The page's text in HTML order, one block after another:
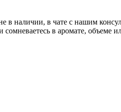
в наличии, в чате с нашим
сомневаетесь в аромате, объеме